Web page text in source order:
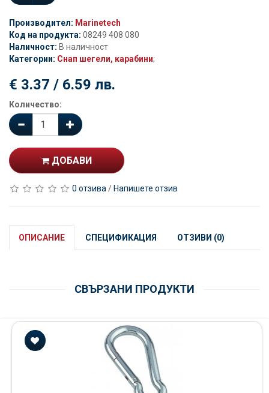
Производител: Marinetech
Код на продукта: 08249 408 080
Наличност: В наличност
Категории: Снап шегели, карабини;
€ 3.37 / 6.59 лв.
Количество:
ДОБАВИ
0 отзива / Напишете отзив
ОПИСАНИЕ СПЕЦИФИКАЦИЯ ОТЗИВИ (0)
СВЪРЗАНИ ПРОДУКТИ